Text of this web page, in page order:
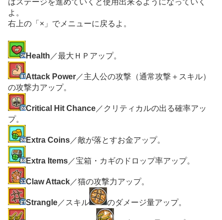
はステージを進めていくと使用出来るようになっていく
よ。
右上の「×」でメニューに戻るよ。
Health ／最大ＨＰアップ。
Attack Power ／主人公の攻撃（通常攻撃＋スキル）
の攻撃力アップ。
Critical Hit Chance ／クリティカルの出る確率アッ
プ。
Extra Coins ／敵が落とすお金アップ。
Extra Items ／宝箱・カギのドロップ率アップ。
Claw Attack ／猫の攻撃力アップ。
Strangle ／スキル のダメージ量アップ。